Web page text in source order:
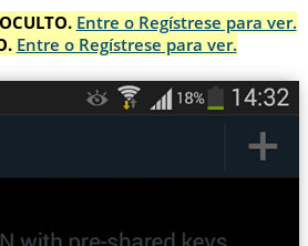
OCULTO. Entre o Regístrese para ver.
Entre o Regístrese para ver.